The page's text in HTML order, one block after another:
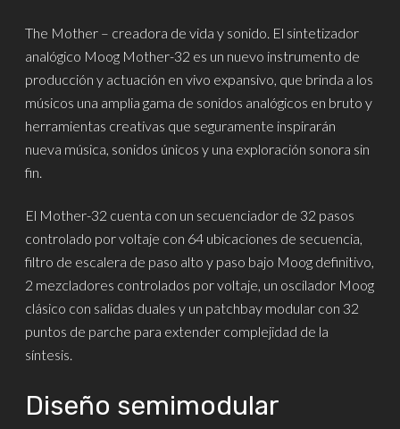
The Mother – creadora de vida y sonido. El sintetizador
analógico Moog Mother-32 es un nuevo instrumento de
producción y actuación en vivo expansivo, que brinda a los
músicos una amplia gama de sonidos analógicos en bruto y
herramientas creativas que seguramente inspirarán
nueva música, sonidos únicos y una exploración sonora sin
fin.
El Mother-32 cuenta con un secuenciador de 32 pasos
controlado por voltaje con 64 ubicaciones de secuencia,
filtro de escalera de paso alto y paso bajo Moog definitivo,
2 mezcladores controlados por voltaje, un oscilador Moog
clásico con salidas duales y un patchbay modular con 32
puntos de parche para extender complejidad de la
síntesis.
Diseño semimodular